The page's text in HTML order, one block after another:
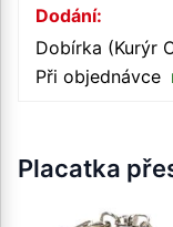
Dodání:
Dobírka (Kurýr
Při objednávce
Placatka